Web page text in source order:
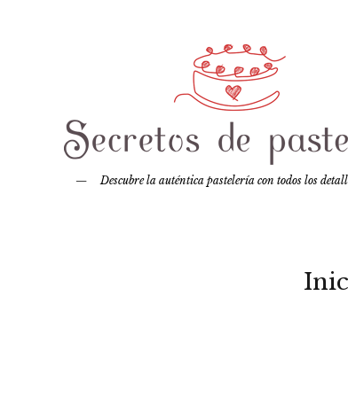
Descubre la auténtica pastelería con todos los